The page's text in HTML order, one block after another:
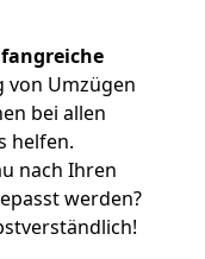
Umzügen
bei allen
helfen.
nach Ihren
werden?